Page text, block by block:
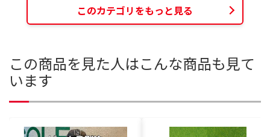
このカテゴリをもっと見る
この商品を見た人はこんな商品も見て
います